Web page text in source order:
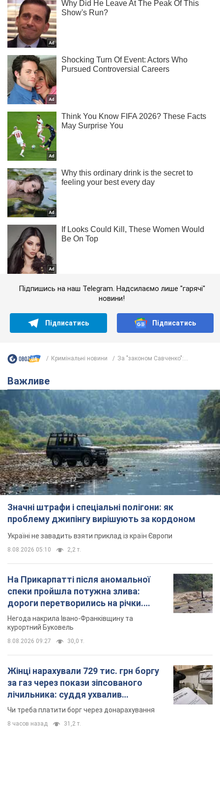
Підпишись на наш Telegram. Надсилаємо лише "гарячі"
новини!
Підписатись Підписатись
Кримінальні новини За "законом Савченко":...
Важливе
Значні штрафи і спеціальні полігони: як
проблему джипінгу вирішують за кордоном
Україні не завадить взяти приклад із країн Європи
8.08.2026 05:10 2,2 т.
На Прикарпатті після аномальної
спеки пройшла потужна злива:
дороги перетворились на річки.
Відео
Негода накрила Івано-Франківщину та
курортний Буковель
8.08.2026 09:27 30,0 т.
Жінці нарахували 729 тис. грн боргу
за газ через покази зіпсованого
лічильника: суддя ухвалив
неочікуване рішення
Чи треба платити борг через донарахування
8 часов назад 31,2 т.